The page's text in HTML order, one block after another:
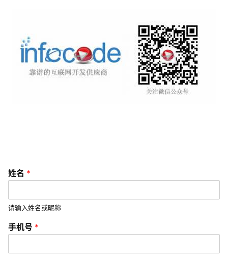
V
/
I
U
姓名 *
请输入姓名或昵称
手机号 *